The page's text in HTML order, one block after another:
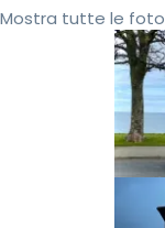
Mostra tutte le foto